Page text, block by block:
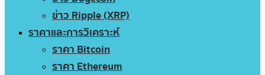
ข่าว Ripple (XRP)
ราคาและการวิเคราะห์
ราคา Bitcoin
ราคา Ethereum